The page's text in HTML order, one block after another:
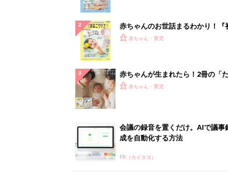
赤ちゃんのお世話まるわかり！『
てのひよこクラブ 夏号』〈巻頭大
赤ちゃん・育児
赤ちゃんが生まれたら！2冊の「
ひよ」
赤ちゃん・育児
会議の録音を置くだけ。AIで議事
成を自動化する方法
PR（カイタヨ）